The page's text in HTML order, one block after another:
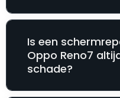
Is een
Oppo Reno7
schade?